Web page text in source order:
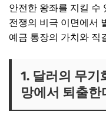
안전한 왕좌를 지킬 수
전쟁의 비극 이면에서
예금 통장의 가치와 직
1. 달러의 무
망에서 퇴출한